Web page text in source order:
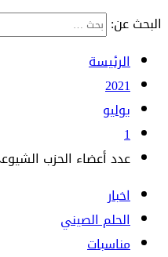
البحث عن:
الرئيسة
2021
يوليو
1
عدد أعضاء الحزب الشيوعي
اخبار
الحلم الصيني
مناسبات